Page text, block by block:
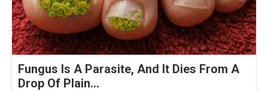
Fungus Is A Parasite, And It Dies From A
Drop Of Plain...